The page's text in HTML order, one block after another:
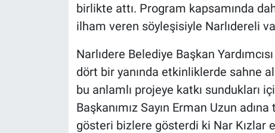
birlikte attı. Program kapsamında
ilham veren söyleşisiyle Narlıdereli
Narlıdere Belediye Başkan
dört bir yanında etkinliklerde sahne
bu anlamlı projeye katkı sundukları
Başkanımız Sayın Erman Uzun
gösteri bizlere gösterdi ki Nar Kızlar